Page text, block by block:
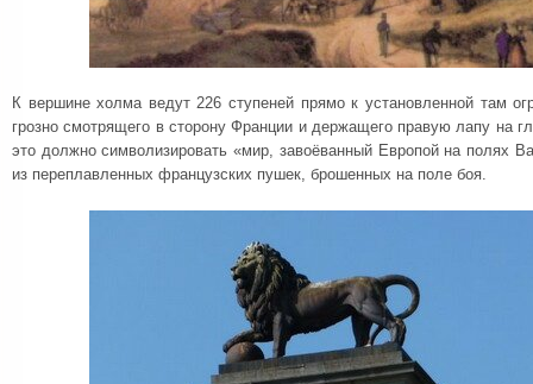
К вершине холма ведут 226 ступеней прямо к установленной там
грозно смотрящего в сторону Франции и держащего правую лапу на
это должно символизировать «мир, завоёванный Европой на полях
из переплавленных французских пушек, брошенных на поле боя.